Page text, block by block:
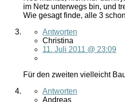
im Netz unterwegs bin, und
Wie gesagt finde, alle 3
Antworten
Christina
11. Juli 2011 @ 23:09
Für den zweiten vielleicht
Antworten
Andreas